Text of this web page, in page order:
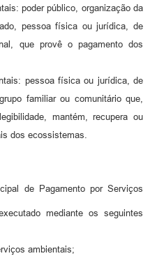
poder público, organização da
pessoa física ou jurídica, de
que provê o pagamento dos
pessoa física ou jurídica, de
familiar ou comunitário que,
mantém, recupera ou
dos ecossistemas.
de Pagamento por Serviços
mediante os seguintes
ambientais;